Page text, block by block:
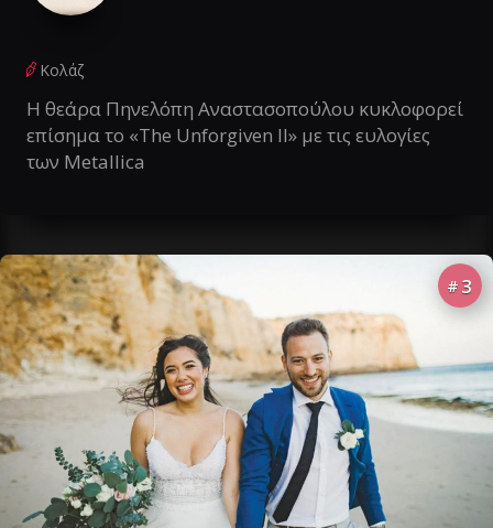
Κολάζ
Η θεάρα Πηνελόπη Αναστασοπούλου κυκλοφορεί
επίσημα το «The Unforgiven II» με τις ευλογίες
των Metallica
# 3